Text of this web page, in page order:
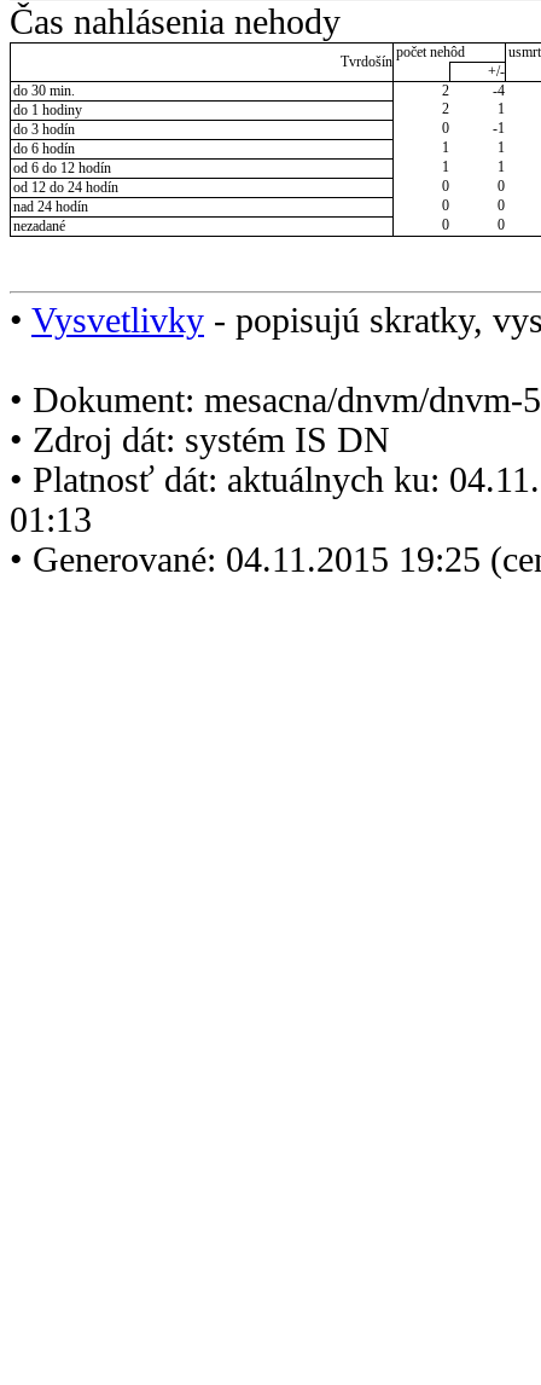
Čas nahlásenia nehody
Tvrdošín
počet nehôd
+/-
do 30 min.
2
-4
do 1 hodiny
2
1
do 3 hodín
0
-1
do 6 hodín
1
1
od 6 do 12 hodín
1
1
od 12 do 24 hodín
0
0
nad 24 hodín
0
0
nezadané
0 0
• Vysvetlivky - popisujú skratky,
• Dokument: mesacna/dnvm/dnvm-
• Zdroj dát: systém IS DN
• Platnosť dát: aktuálnych ku:
01:13
• Generované: 04.11.2015 19:25